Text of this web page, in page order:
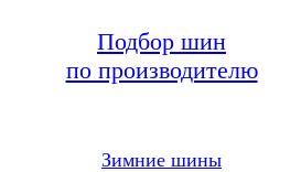
Подбор шин
по производителю
Зимние шины